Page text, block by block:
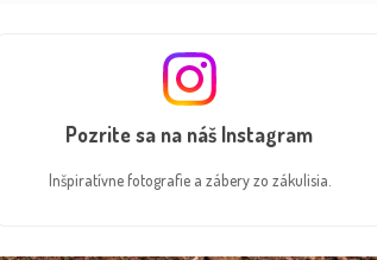
Pozrite sa na náš Instagram
Inšpiratívne fotografie a zábery zo zákulisia.